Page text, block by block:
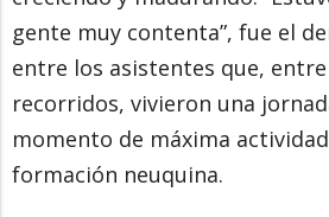
gente muy contenta”, fue el
entre los asistentes que,
recorridos, vivieron una
momento de máxima
formación neuquina.